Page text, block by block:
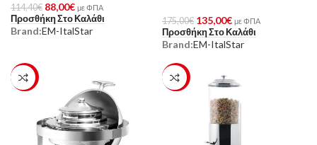
114,40€ 88,00€ με ΦΠΑ
Προσθήκη Στο Καλάθι
Brand:EM-ItalStar
175,00€ 135,00€ με ΦΠΑ
Προσθήκη Στο Καλάθι
Brand:EM-ItalStar
-23% -23%